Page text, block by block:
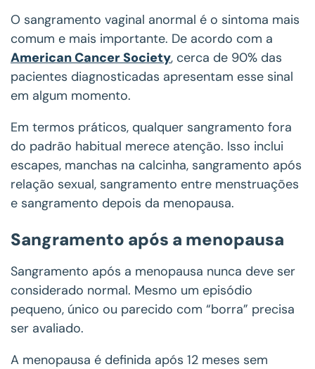
O sangramento vaginal anormal é o sintoma mais
comum e mais importante. De acordo com a
American Cancer Society, cerca de 90% das
pacientes diagnosticadas apresentam esse sinal
em algum momento.
Em termos práticos, qualquer sangramento fora
do padrão habitual merece atenção. Isso inclui
escapes, manchas na calcinha, sangramento após
relação sexual, sangramento entre menstruações
e sangramento depois da menopausa.
Sangramento após a menopausa
Sangramento após a menopausa nunca deve ser
considerado normal. Mesmo um episódio
pequeno, único ou parecido com “borra” precisa
ser avaliado.
A menopausa é definida após 12 meses sem